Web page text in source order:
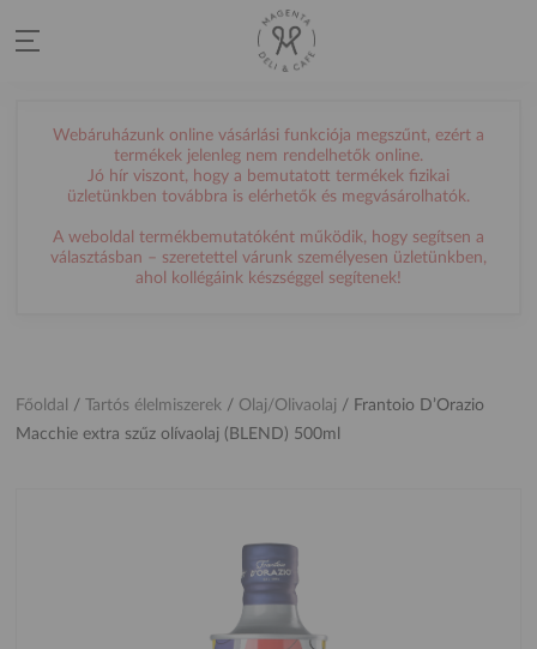
Webáruházunk online vásárlási funkciója megszűnt, ezért a
termékek jelenleg nem rendelhetők online.
Jó hír viszont, hogy a bemutatott termékek fizikai
üzletünkben továbbra is elérhetők és megvásárolhatók.
A weboldal termékbemutatóként működik, hogy segítsen a
választásban – szeretettel várunk személyesen üzletünkben,
ahol kollégáink készséggel segítenek!
Főoldal / Tartós élelmiszerek / Olaj/Olivaolaj / Frantoio D’Orazio
Macchie extra szűz olívaolaj (BLEND) 500ml